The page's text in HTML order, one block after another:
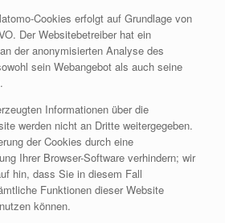
Cookies erfolgt auf Grundlage von
Der Websitebetreiber hat ein
der anonymisierten Analyse des
sein Webangebot als auch seine
Informationen über die
werden nicht an Dritte weitergegeben.
der Cookies durch eine
Ihrer Browser-Software verhindern; wir
hin, dass Sie in diesem Fall
Funktionen dieser Website
können.